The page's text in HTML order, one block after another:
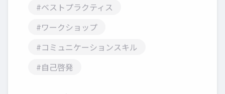
#ベストプラクティス
#ワークショップ
#コミュニケーションスキル
#自己啓発